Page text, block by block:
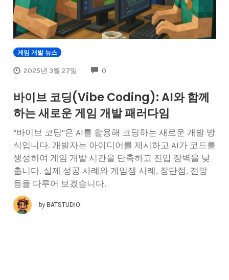
게임 개발 뉴스
2025년 3월 27일 0
바이브 코딩(Vibe Coding): AI와 함께
하는 새로운 게임 개발 패러다임
"바이브 코딩"은 AI를 활용해 코딩하는 새로운 개발 방
식입니다. 개발자는 아이디어를 제시하고 AI가 코드를
생성하여 게임 개발 시간을 단축하고 진입 장벽을 낮
춥니다. 실제 성공 사례와 게임잼 사례, 장단점, 전망
등을 다루어 보겠습니다.
by BATSTUDIO